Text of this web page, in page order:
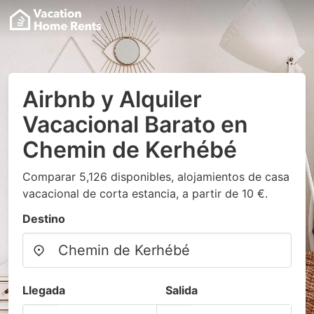
Airbnb y Alquiler
Vacacional Barato en
Chemin de Kerhébé
Comparar 5,126 disponibles, alojamientos de casa
vacacional de corta estancia, a partir de 10 €.
Destino
Llegada Salida